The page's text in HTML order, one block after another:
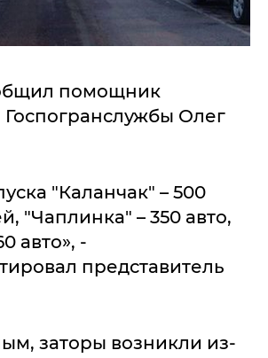
помощник
Госпогранслужбы Олег
"Каланчак" – 500
"Чаплинка" – 350 авто,
авто», -
представитель
заторы возникли из-